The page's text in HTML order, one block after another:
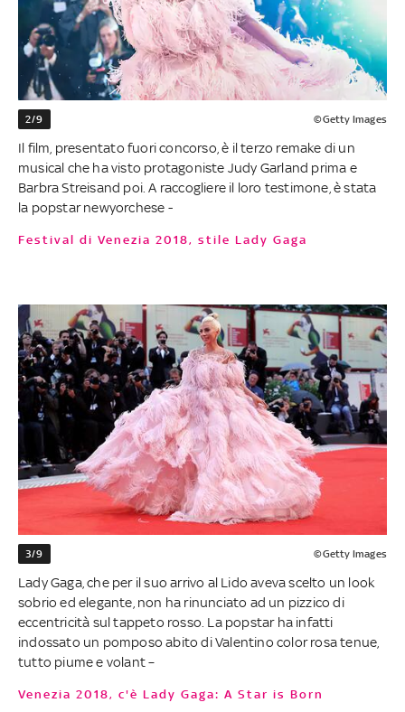
2/9 ©Getty Images
Il film, presentato fuori concorso, è il terzo remake di un
musical che ha visto protagoniste Judy Garland prima e
Barbra Streisand poi. A raccogliere il loro testimone, è stata
la popstar newyorchese -
Festival di Venezia 2018, stile Lady Gaga
3/9 ©Getty Images
Lady Gaga, che per il suo arrivo al Lido aveva scelto un look
sobrio ed elegante, non ha rinunciato ad un pizzico di
eccentricità sul tappeto rosso. La popstar ha infatti
indossato un pomposo abito di Valentino color rosa tenue,
tutto piume e volant –
Venezia 2018, c'è Lady Gaga: A Star is Born